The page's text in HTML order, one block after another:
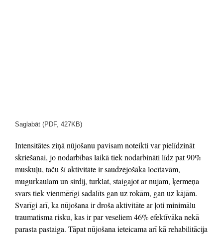
Saglabāt (PDF, 427KB)
Intensitātes ziņā nūjošanu pavisam noteikti var pielīdzināt
skriešanai, jo nodarbības laikā tiek nodarbināti līdz pat 90%
muskuļu, taču šī aktivitāte ir saudzējošāka locītavām,
mugurkaulam un sirdij, turklāt, staigājot ar nūjām, ķermeņa
svars tiek vienmērīgi sadalīts gan uz rokām, gan uz kājām.
Svarīgi arī, ka nūjošana ir droša aktivitāte ar ļoti minimālu
traumatisma risku, kas ir par veseliem 46% efektīvāka nekā
parasta pastaiga. Tāpat nūjošana ieteicama arī kā rehabilitācija